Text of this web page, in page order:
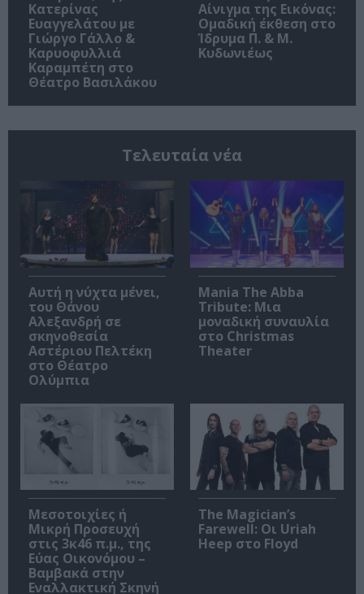
Κατερίνας
Ευαγγελάτου με
Γιώργο Γάλλο &
Καρυοφυλλιά
Καραμπέτη στο
Θέατρο Βασιλάκου
Αίνιγμα της Εικόνας:
Ομαδική έκθεση στο
Ίδρυμα Π. & Μ.
Κυδωνιέως
Τελευταία νέα
Αυτή η νύχτα μένει,
του Θάνου
Αλεξανδρή σε
σκηνοθεσία
Αστέριου Πελτέκη
στο Θέατρο
Ολύμπια
Mania The Abba
Tribute: Μια
μοναδική συναυλία
στο Christmas
Theater
Μεσοτοιχίες ή
Μικρή Προσευχή
στις 3κ46 π.μ., της
Εύας Οικονόμου –
Βαμβακά στην
Εναλλακτική Σκηνή
The Magician’s
Farewell: Οι Uriah
Heep στο Floyd